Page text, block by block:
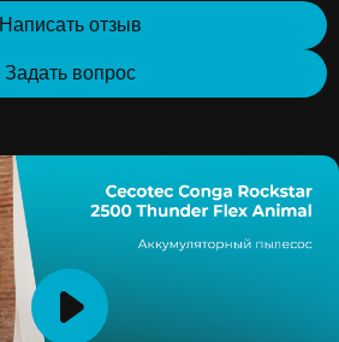
Написать отзыв
Задать вопрос